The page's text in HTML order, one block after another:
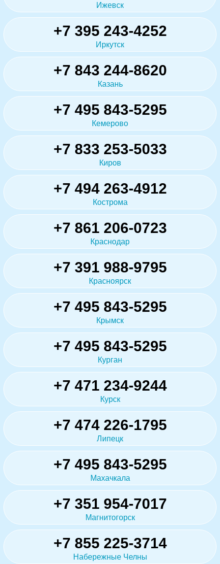
Ижевск
+7 395 243-4252
Иркутск
+7 843 244-8620
Казань
+7 495 843-5295
Кемерово
+7 833 253-5033
Киров
+7 494 263-4912
Кострома
+7 861 206-0723
Краснодар
+7 391 988-9795
Красноярск
+7 495 843-5295
Крымск
+7 495 843-5295
Курган
+7 471 234-9244
Курск
+7 474 226-1795
Липецк
+7 495 843-5295
Махачкала
+7 351 954-7017
Магнитогорск
+7 855 225-3714
Набережные Челны